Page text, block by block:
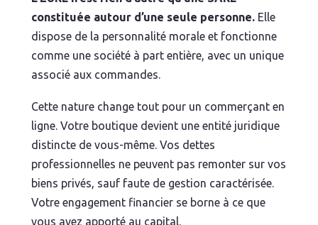
constituée autour d’une seule personne. Elle
dispose de la personnalité morale et fonctionne
comme une société à part entière, avec un unique
associé aux commandes.
Cette nature change tout pour un commerçant en
ligne. Votre boutique devient une entité juridique
distincte de vous-même. Vos dettes
professionnelles ne peuvent pas remonter sur vos
biens privés, sauf faute de gestion caractérisée.
Votre engagement financier se borne à ce que
vous avez apporté au capital.